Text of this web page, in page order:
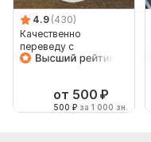
4.9 (430)
Качественно
переведу с
казахского и на
от 500 ₽
500 ₽ за 1 000 зн.